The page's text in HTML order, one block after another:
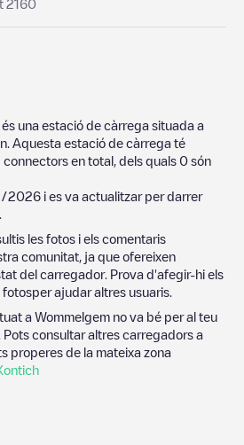
2160
és una estació de càrrega situada a
. Aquesta estació de càrrega té
connectors en total, dels quals 0 són
2026 i es va actualitzar per darrer
les fotos i els comentaris
comunitat, ja que ofereixen
del carregador. Prova d'afegir-hi els
ajudar altres usuaris.
a Wommelgem no va bé per al teu
Pots consultar altres carregadors a
properes de la mateixa zona